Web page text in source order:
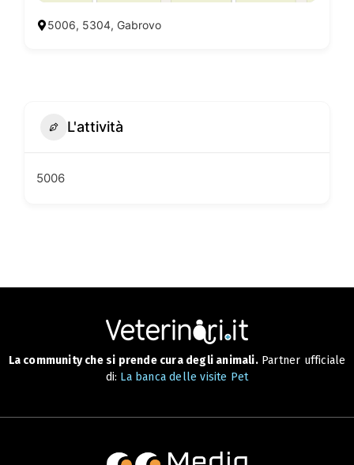
5006, 5304, Gabrovo
L'attività
5006
La community che si prende cura degli animali.Partner ufficiale
di: La banca delle visite Pet